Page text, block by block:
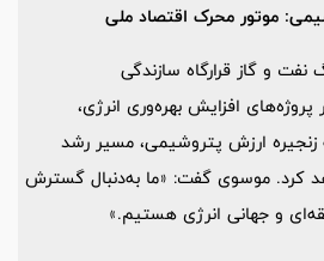
موتور محرک اقتصاد ملی
نفت و گاز قرارگاه سازندگی
پروژه‌های افزایش بهره‌وری انرژی،
زنجیره ارزش پتروشیمی، مسیر رشد
کرد. موسوی گفت: «ما به‌دنبال گسترش
و جهانی انرژی هستیم.»